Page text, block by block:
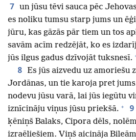
7 un jūsu tēvi sauca pēc
es noliku tumsu starp jums un
jūru, kas gāzās pār tiem un tos
savām acīm redzējāt, ko es
jūs ilgus gadus dzīvojāt tuksnesī.
8 Es jūs aizvedu uz amoriešu
Jordānas, un tie karoja pret
nodevu jūsu varā, lai jūs iegūtu
iznīcināju viņus jūsu priekšā. + 9
ķēniņš Balaks, Cipora dēls,
izraēliešiem. Viņš aicināja